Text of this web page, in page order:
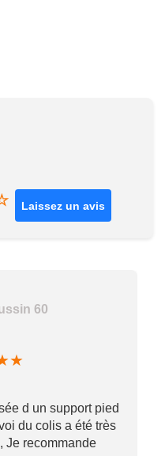
Laissez un avis
60
★
d un support pied
du colis a été très
Je recommande